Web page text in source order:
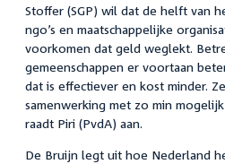
Stoffer (SGP) wil dat de helft van
ngo’s en maatschappelijke
voorkomen dat geld weglekt.
gemeenschappen er voortaan
dat is effectiever en kost minder.
samenwerking met zo min
raadt Piri (PvdA) aan.
De Bruijn legt uit hoe Nederland